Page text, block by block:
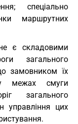
спеціально
маршрутних
є складовими
загального
замовником їх
межах смуги
загального
управління цих